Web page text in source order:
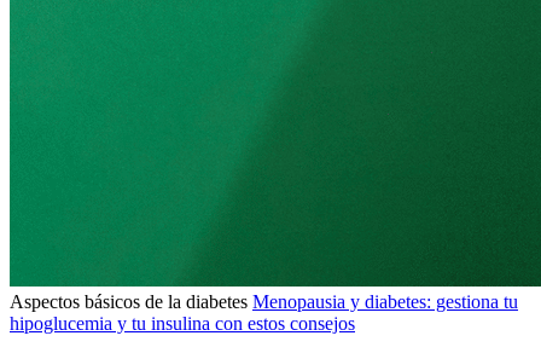
Aspectos básicos de la diabetes Menopausia y diabetes: gestiona tu
hipoglucemia y tu insulina con estos consejos